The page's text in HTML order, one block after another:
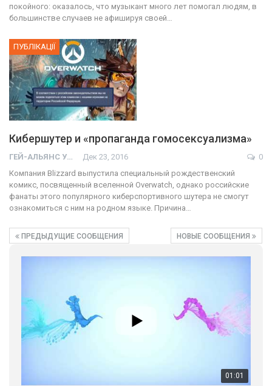
покойного: оказалось, что музыкант много лет помогал людям, в
большинстве случаев не афишируя своей…
ПУБЛІКАЦІЇ
Кибершутер и «пропаганда гомосексуализма»
ГЕЙ-АЛЬЯНС УКРАИНА Дек 23, 2016
0
Компания Blizzard выпустила специальный рождественский
комикс, посвященный вселенной Overwatch, однако российские
фанаты этого популярного киберспортивного шутера не смогут
ознакомиться с ним на родном языке. Причина…
ПРЕДЫДУЩИЕ СООБЩЕНИЯ НОВЫЕ СООБЩЕНИЯ
17 травня IDAHO. Міжнародний день боротьби з гомофобією трансфобією і біфобія.
провести вуличні акції. Наше відео-звернення про те, що
навіть коли ми у різних містах та не можемо зустрінеться, ми
423 Просмотров • 37 Нравится 1 Комментариев